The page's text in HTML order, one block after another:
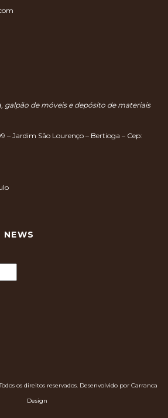
galpão de móveis e depósito de materiais
– Jardim São Lourenço – Bertioga – Cep:
os direitos reservados. Desenvolvido por Carranca
Design